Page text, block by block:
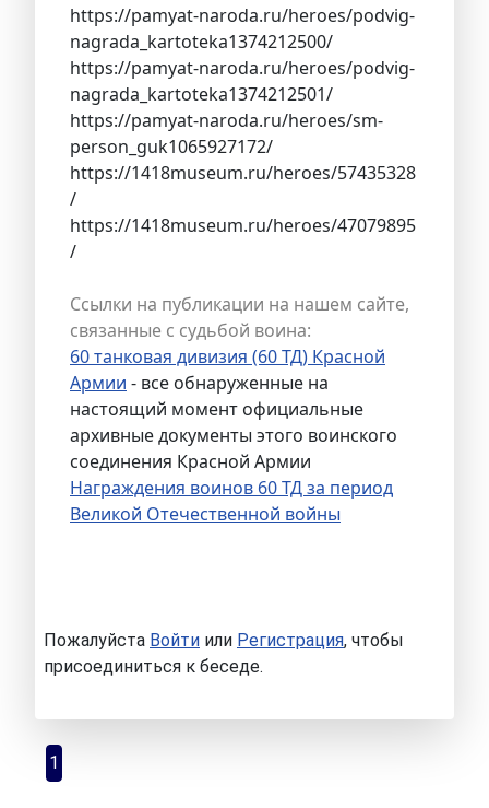
https://pamyat-naroda.ru/heroes/podvig-
nagrada_kartoteka1374212500/
https://pamyat-naroda.ru/heroes/podvig-
nagrada_kartoteka1374212501/
https://pamyat-naroda.ru/heroes/sm-
person_guk1065927172/
https://1418museum.ru/heroes/57435328
/
https://1418museum.ru/heroes/47079895
/
Ссылки на публикации на нашем сайте,
связанные с судьбой воина:
60 танковая дивизия (60 ТД) Красной
Армии - все обнаруженные на
настоящий момент официальные
архивные документы этого воинского
соединения Красной Армии
Награждения воинов 60 ТД за период
Великой Отечественной войны
Пожалуйста Войти или Регистрация, чтобы
присоединиться к беседе.
1